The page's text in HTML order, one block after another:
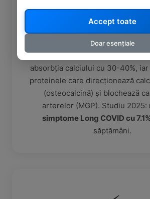
D3 + K2 - Sinergie
2000 UI D3 din alge + 45µg K2-
absorbția calciului cu 30-40%, iar
proteinele care direcționează
(osteocalcină) și blochează
arterelor (MGP). Studiu 2025:
simptome Long COVID cu
săptămâni.
Accept toate
Doar esențiale